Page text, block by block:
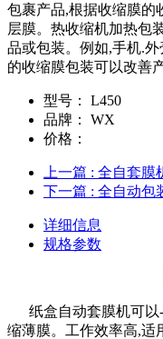
包裹产品,根据收缩膜的
层膜。热收缩机加热包
品或包装。例如,手机.
的收缩膜包装可以改善
型号：
L450
品牌：
WX
价格：
上一篇 : 全自套膜
下一篇 : 全自动包
详细信息
规格参数
纸盒自动套膜机可以-
缩薄膜。工作效率高,适